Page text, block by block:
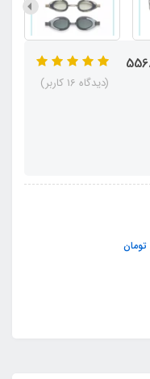
(دیدگاه 16 کاربر)
تومان